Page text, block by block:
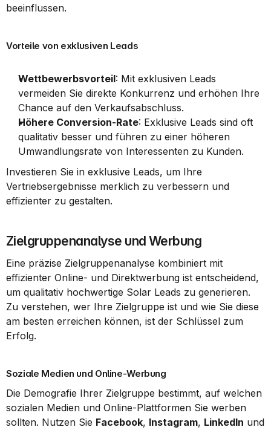
beeinflussen.
Vorteile von exklusiven Leads
Wettbewerbsvorteil: Mit exklusiven Leads
vermeiden Sie direkte Konkurrenz und erhöhen Ihre
Chance auf den Verkaufsabschluss.
Höhere Conversion-Rate: Exklusive Leads sind oft
qualitativ besser und führen zu einer höheren
Umwandlungsrate von Interessenten zu Kunden.
Investieren Sie in exklusive Leads, um Ihre
Vertriebsergebnisse merklich zu verbessern und
effizienter zu gestalten.
Zielgruppenanalyse und Werbung
Eine präzise Zielgruppenanalyse kombiniert mit
effizienter Online- und Direktwerbung ist entscheidend,
um qualitativ hochwertige Solar Leads zu generieren.
Zu verstehen, wer Ihre Zielgruppe ist und wie Sie diese
am besten erreichen können, ist der Schlüssel zum
Erfolg.
Soziale Medien und Online-Werbung
Die Demografie Ihrer Zielgruppe bestimmt, auf welchen
sozialen Medien und Online-Plattformen Sie werben
sollten. Nutzen Sie Facebook, Instagram, LinkedIn und